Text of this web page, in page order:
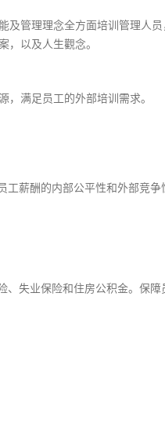
及管理理念全方面培训管理人
，以及人生觀念。
，满足员工的外部培训需求。
薪酬的内部公平性和外部竞争
失业保险和住房公积金。保